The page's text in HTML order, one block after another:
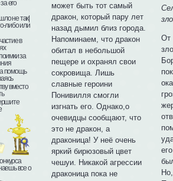
может быть тот самый
дракон, который пару лет
назад дымил близ города.
Напоминаем, что дракон
обитал в небольшой
пещере и охранял свои
сокровища. Лишь
славные героини
Понивилля смогли
изгнать его. Однако,о
очевидцы сообщают, что
это не дракон, а
драконица! У неё очень
яркий бирюзовый цвет
чешуи. Никакой агрессии
драконица пока не
От